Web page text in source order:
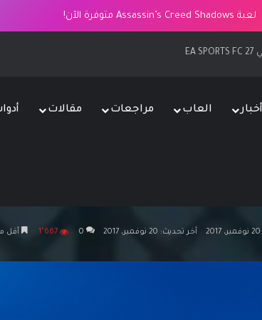
لعبة Assassin’s Creed Shadows متوفرة الآن!
أخبار العاب مراجعات مقالات
20 نوفمبر، 2017 آخر تحديث: 20 نوفمبر، 2017 0 1٬667 أقل